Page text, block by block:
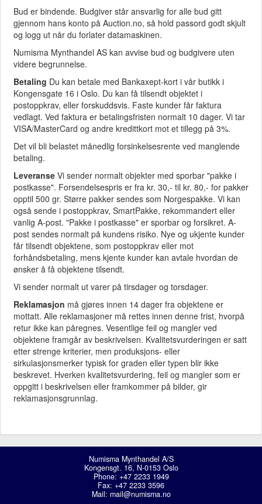
Bud er bindende. Budgiver står ansvarlig for alle bud gitt
gjennom hans konto på Auction.no, så hold passord godt skjult
og logg ut når du forlater datamaskinen.
Numisma Mynthandel AS kan avvise bud og budgivere uten
videre begrunnelse.
Betaling Du kan betale med Bankaxept-kort i vår butikk i
Kongensgate 16 i Oslo. Du kan få tilsendt objektet i
postoppkrav, eller forskuddsvis. Faste kunder får faktura
vedlagt. Ved faktura er betalingsfristen normalt 10 dager. Vi tar
VISA/MasterCard og andre kredittkort mot et tillegg på 3%.
Det vil bli belastet månedlig forsinkelsesrente ved manglende
betaling.
Leveranse Vi sender normalt objekter med sporbar "pakke i
postkasse". Forsendelsespris er fra kr. 30,- til kr. 80,- for pakker
opptil 500 gr. Større pakker sendes som Norgespakke. Vi kan
også sende i postoppkrav, SmartPakke, rekommandert eller
vanlig A-post. "Pakke i postkasse" er sporbar og forsikret. A-
post sendes normalt på kundens risiko. Nye og ukjente kunder
får tilsendt objektene, som postoppkrav eller mot
forhåndsbetaling, mens kjente kunder kan avtale hvordan de
ønsker å få objektene tilsendt.
Vi sender normalt ut varer på tirsdager og torsdager.
Reklamasjon må gjøres innen 14 dager fra objektene er
mottatt. Alle reklamasjoner må rettes innen denne frist, hvorpå
retur ikke kan påregnes. Vesentlige feil og mangler ved
objektene framgår av beskrivelsen. Kvalitetsvurderingen er satt
etter strenge kriterier, men produksjons- eller
sirkulasjonsmerker typisk for graden eller typen blir ikke
beskrevet. Hverken kvalitetsvurdering, feil og mangler som er
oppgitt i beskrivelsen eller framkommer på bilder, gir
reklamasjonsgrunnlag.
Numisma Mynthandel A/S
Kongensgt. 16, N-0153 Oslo
Phone: +47 2233 1949
Fax: +47 2233 3596
Mail: mail@numisma.no